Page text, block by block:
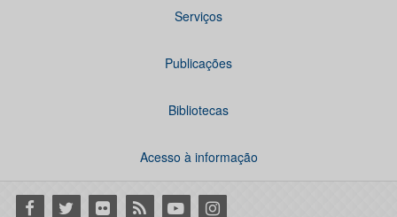
Serviços
Publicações
Bibliotecas
Acesso à informação
Facebook
Twitter Flickr RSS YoutubeInstagram